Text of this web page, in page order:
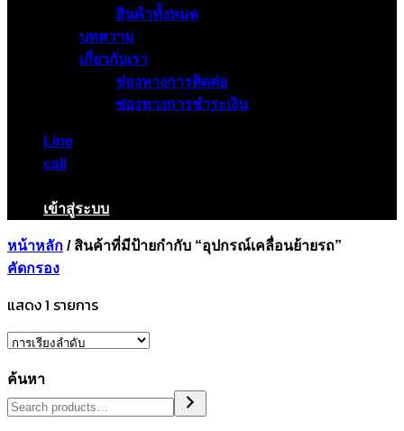
สินค้าทั้งหมด
บทความ
เกี่ยวกับเรา
ช่องทางการติดต่อ
ช่องทางการชำระเงิน
Line
call
เข้าสู่ระบบ
หน้าหลัก /สินค้าที่มีป้ายกำกับ “อุปกรณ์เคลื่อนย้ายรถ”
คัดกรอง
แสดง 1 รายการ
ค้นหา